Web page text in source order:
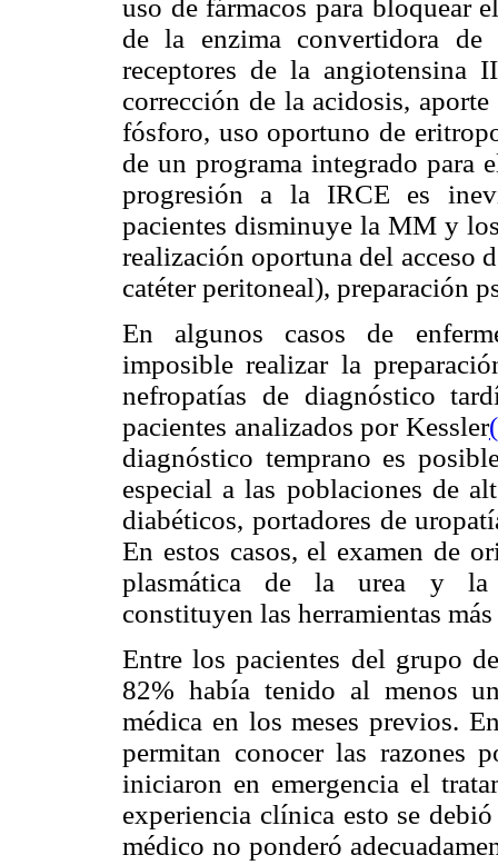
uso de fármacos para bloquear
de la enzima convertidora
receptores de la angiotensina
corrección de la acidosis,
fósforo, uso oportuno de
de un programa integrado para
progresión a la IRCE es
pacientes disminuye la MM y
realización oportuna del acceso
catéter peritoneal), preparación
En algunos casos de
imposible realizar la
nefropatías de diagnóstico
pacientes analizados por Kessler
diagnóstico temprano es
especial a las poblaciones de
diabéticos, portadores de
En estos casos, el examen de
plasmática de la urea y la
constituyen las herramientas
Entre los pacientes del grupo
82% había tenido al menos
médica en los meses previos.
permitan conocer las razones
iniciaron en emergencia el
experiencia clínica esto se
médico no ponderó